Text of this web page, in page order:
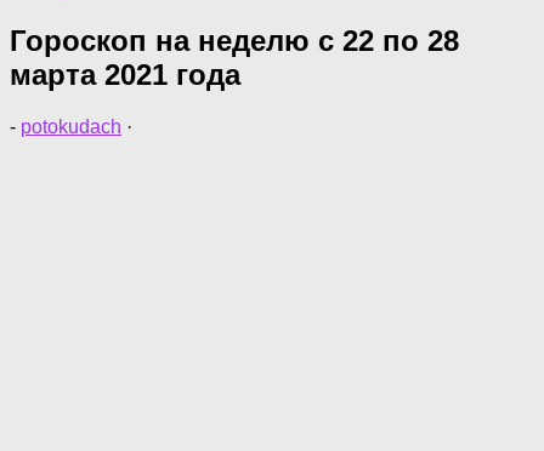
Гороскоп на неделю с 22 по 28
марта 2021 года
- potokudach ·